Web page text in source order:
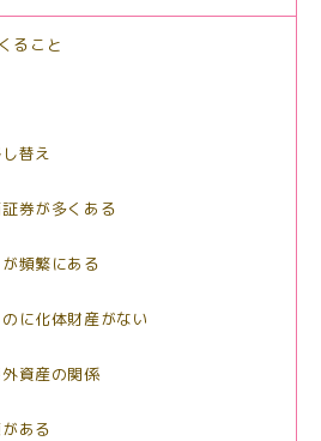
ること
替え
券が多くある
頻繁にある
に化体財産がない
資産の関係
ある